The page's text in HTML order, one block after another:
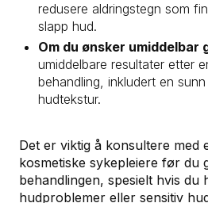
redusere aldringstegn som
slapp hud.
Om du ønsker umiddelbar
umiddelbare resultater etter
behandling, inkludert en
hudtekstur.
Det er viktig å konsultere med
kosmetiske sykepleiere før du
behandlingen, spesielt hvis du
hudproblemer eller sensitiv